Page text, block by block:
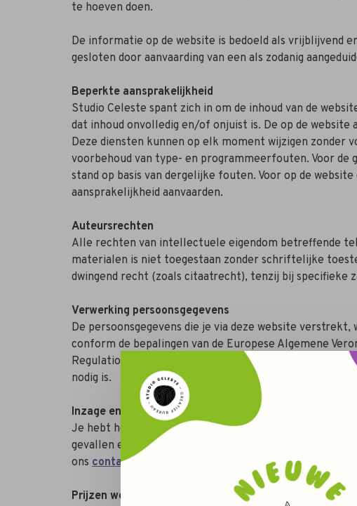
te hoeven doen.
De informatie op de website is bedoeld als vrijblijvend
gesloten door aanvaarding van een als zodanig
Beperkte aansprakelijkheid
Studio Celeste spant zich in om de inhoud van de
dat inhoud onvolledig en/of onjuist is. De op de website
Deze diensten kunnen op elk moment wijzigen zonder
voorbehoud van type- en programmeerfouten. Voor
stand op basis van dergelijke fouten. Voor op de
aansprakelijkheid aanvaarden.
Auteursrechten
Alle rechten van intellectuele eigendom betreffende
materialen is niet toegestaan zonder schriftelijke
dwingend recht (zoals citaatrecht), tenzij bij specifieke
Verwerking persoonsgegevens
De persoonsgegevens die je via deze website
conform de bepalingen van de Europese Algemene
Regulation of ‘GDPR’). Studio Celeste verwerkt de
nodig is.
Inzage en rechten betreffende de eigen
Je hebt het recht inzage te vragen in je eigen
gevallen en indien daarvoor goede redenen zijn, kan je
ons contactformulier
Prijzen website